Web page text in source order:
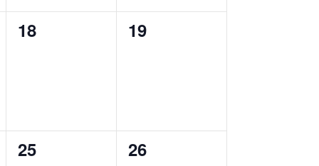
0
18
0
19
0
25
0
26